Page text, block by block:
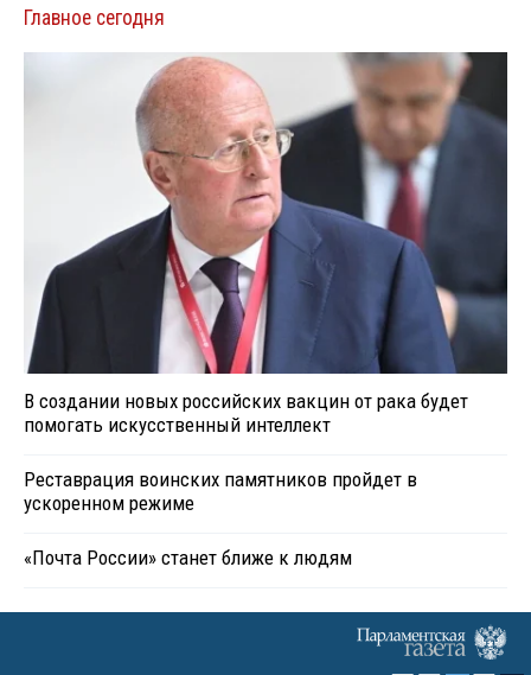
Главное сегодня
В создании новых российских вакцин от рака будет
помогать искусственный интеллект
Реставрация воинских памятников пройдет в
ускоренном режиме
«Почта России» станет ближе к людям